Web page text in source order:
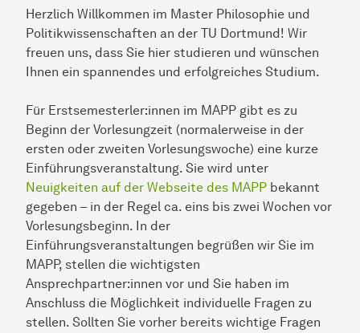
Herzlich Willkommen im Master Philosophie und
Politikwissenschaften an der TU Dortmund! Wir
freuen uns, dass Sie hier studieren und wünschen
Ihnen ein spannendes und erfolgreiches Studium.
Für Erstsemesterler:innen im MAPP gibt es zu
Beginn der Vorlesungzeit (normalerweise in der
ersten oder zweiten Vorlesungswoche) eine kurze
Einführungsveranstaltung. Sie wird unter
Neuigkeiten auf der Webseite des MAPP bekannt
gegeben – in der Regel ca. eins bis zwei Wochen vor
Vorlesungsbeginn. In der
Einführungsveranstaltungen begrüßen wir Sie im
MAPP, stellen die wichtigsten
Ansprechpartner:innen vor und Sie haben im
Anschluss die Möglichkeit individuelle Fragen zu
stellen. Sollten Sie vorher bereits wichtige Fragen